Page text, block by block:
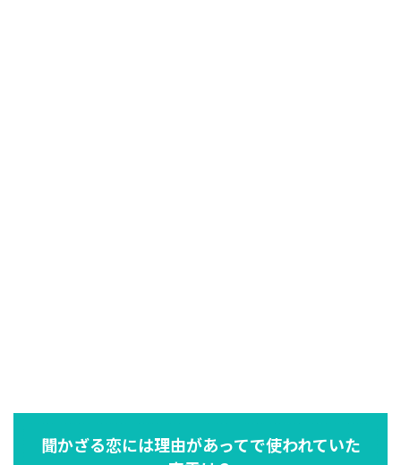
聞かざる恋には理由があってで使われていた